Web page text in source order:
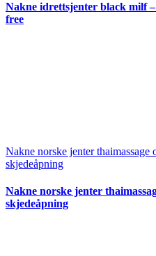
Nakne idrettsjenter black milf –
free
Nakne norske jenter
skjedeåpning
Nakne norske jenter
skjedeåpning